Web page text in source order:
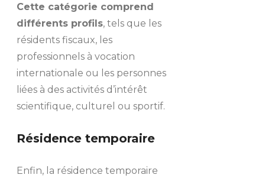
Cette catégorie comprend
différents profils, tels que les
résidents fiscaux, les
professionnels à vocation
internationale ou les personnes
liées à des activités d’intérêt
scientifique, culturel ou sportif.
Résidence temporaire
Enfin, la résidence temporaire